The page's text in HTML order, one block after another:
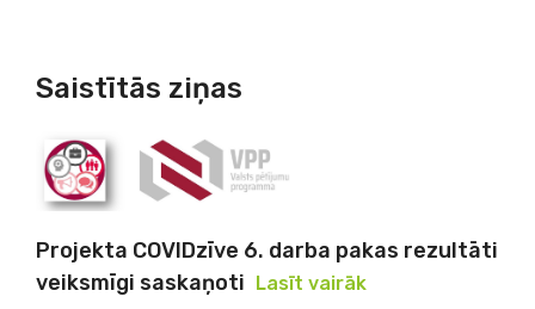
Saistītās ziņas
Projekta COVIDzīve 6. darba pakas rezultāti
veiksmīgi saskaņoti
Lasīt vairāk